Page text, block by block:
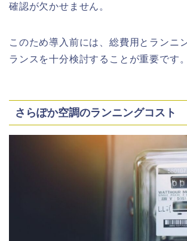
確認が欠かせません。
このため導入前には、総費用とランニ
ランスを十分検討することが重要です。
さらぽか空調のランニングコスト